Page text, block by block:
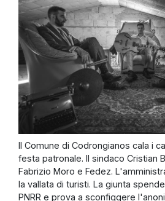
Il Comune di Codrongianos cala i
festa patronale. Il sindaco Cristian
Fabrizio Moro e Fedez.
la vallata di turisti. La giunta
PNRR e prova a sconfiggere